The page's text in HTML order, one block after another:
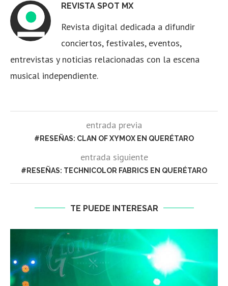
REVISTA SPOT MX
Revista digital dedicada a difundir
conciertos, festivales, eventos,
entrevistas y noticias relacionadas con la escena
musical independiente.
entrada previa
#RESEÑAS: CLAN OF XYMOX EN QUERÉTARO
entrada siguiente
#RESEÑAS: TECHNICOLOR FABRICS EN QUERÉTARO
TE PUEDE INTERESAR